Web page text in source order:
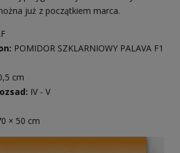
już z początkiem marca.
POMIDOR SZKLARNIOWY PALAVA F1
cm
IV - V
× 50 cm